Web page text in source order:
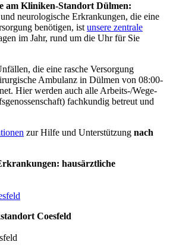
am Kliniken-Standort Dülmen:
neurologische Erkrankungen, die eine
benötigen, ist unsere zentrale
im Jahr, rund um die Uhr für Sie
die eine rasche Versorgung
Ambulanz in Dülmen von 08:00-
Hier werden auch alle Arbeits-/Wege-
fachkundig betreut und
zur Hilfe und Unterstützung nach
hausärztliche
Coesfeld